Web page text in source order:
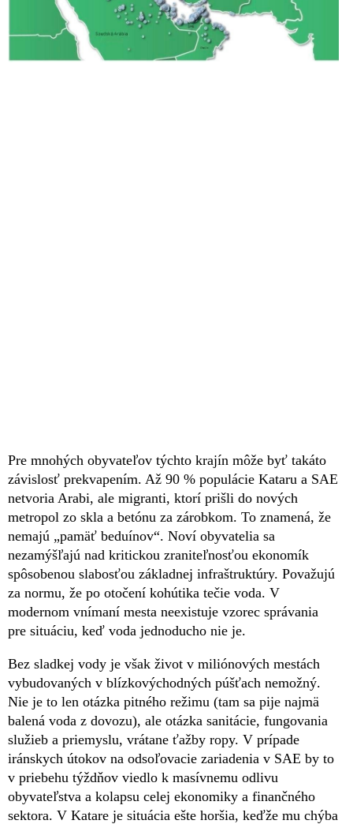
Pre mnohých obyvateľov týchto krajín môže byť takáto
závislosť prekvapením. Až 90 % populácie Kataru a SAE
netvoria Arabi, ale migranti, ktorí prišli do nových
metropol zo skla a betónu za zárobkom. To znamená, že
nemajú „pamäť beduínov“. Noví obyvatelia sa
nezamýšľajú nad kritickou zraniteľnosťou ekonomík
spôsobenou slabosťou základnej infraštruktúry. Považujú
za normu, že po otočení kohútika tečie voda. V
modernom vnímaní mesta neexistuje vzorec správania
pre situáciu, keď voda jednoducho nie je.
Bez sladkej vody je však život v miliónových mestách
vybudovaných v blízkovýchodných púšťach nemožný.
Nie je to len otázka pitného režimu (tam sa pije najmä
balená voda z dovozu), ale otázka sanitácie, fungovania
služieb a priemyslu, vrátane ťažby ropy. V prípade
iránskych útokov na odsoľovacie zariadenia v SAE by to
v priebehu týždňov viedlo k masívnemu odlivu
obyvateľstva a kolapsu celej ekonomiky a finančného
sektora. V Katare je situácia ešte horšia, keďže mu chýba